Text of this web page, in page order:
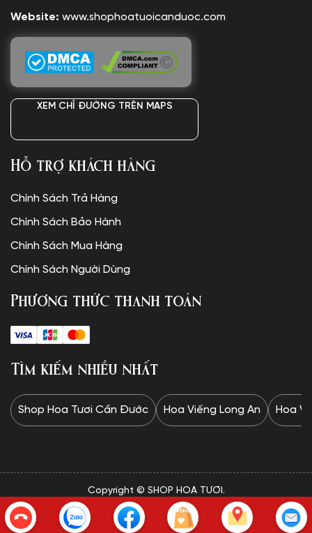
Website: www.shophoatuoicanduoc.com
XEM CHỈ ĐƯỜNG TRÊN MAPS
Hỗ trợ khách hàng
Chính Sách Trả Hàng
Chính Sách Bảo Hành
Chính Sách Mua Hàng
Chính Sách Người Dùng
Phương thức thanh toán
Tìm kiếm nhiều nhất
Shop Hoa Tươi Cần Đước Hoa Viếng Long An Hoa
Copyright © SHOP HOA TƯƠI.
✦Website được thiết kế và vận hành bởi Minh Trí: 0328 732
834✦